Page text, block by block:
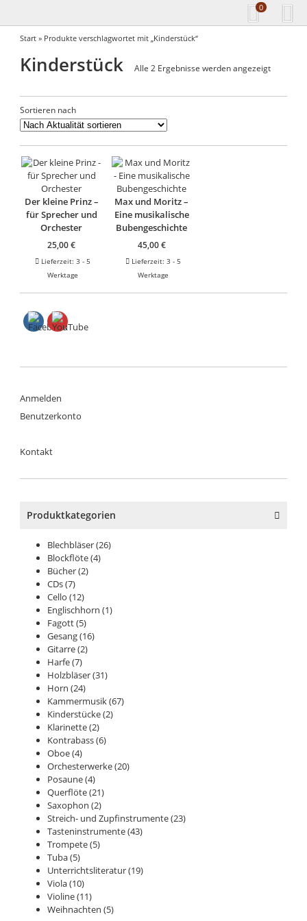
0
Start » Produkte verschlagwortet mit „Kinderstück“
Kinderstück Alle 2 Ergebnisse werden angezeigtNach
sortiert
Sortieren nach
Der kleine Prinz –
für Sprecher und
Orchester
25,00€
Lieferzeit:3 - 5
Werktage
Max und Moritz –
Eine musikalische
Bubengeschichte
45,00€
Lieferzeit: 3 - 5
Werktage
Anmelden
Benutzerkonto
Kontakt
Produktkategorien
Blechbläser(26)
Blockflöte(4)
Bücher(2)
CDs(7)
Cello (12)
Englischhorn (1)
Fagott(5)
Gesang(16)
Gitarre(2)
Harfe(7)
Holzbläser(31)
Horn (24)
Kammermusik(67)
Kinderstücke(2)
Klarinette(2)
Kontrabass(6)
Oboe(4)
Orchesterwerke(20)
Posaune(4)
Querflöte(21)
Saxophon (2)
Streich- und Zupfinstrumente(23)
Tasteninstrumente(43)
Trompete(5)
Tuba(5)
Unterrichtsliteratur(19)
Viola(10)
Violine(11)
Weihnachten (5)